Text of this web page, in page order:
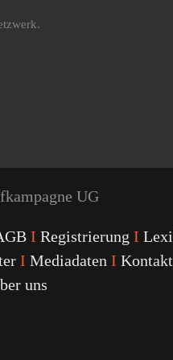
UG
I Registrierung I
I Mediadaten I Kontakt
uns